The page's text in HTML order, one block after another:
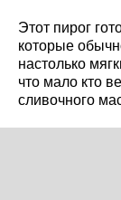
Этот пирог
которые
настолько
что мало кто
сливочного